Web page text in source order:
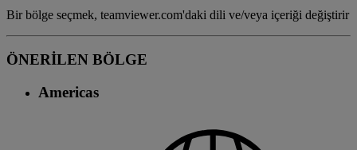
Bir bölge seçmek, teamviewer.com'daki dili ve/veya içeriği değiştirir
ÖNERİLEN BÖLGE
Americas